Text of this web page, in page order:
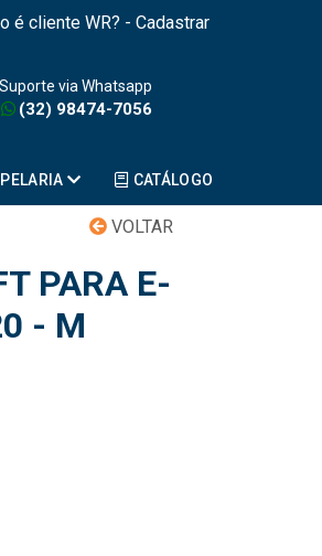
é cliente WR? - Cadastrar
Suporte via Whatsapp
(32) 98474-7056
CATÁLOGO
VOLTAR
PARA E-
- M